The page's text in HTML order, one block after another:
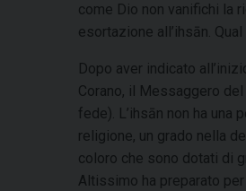
come Dio non vanifichi la
esortazione all’ihsān.
Dopo aver indicato
Corano, il Messaggero
fede). L’ihsān non ha
religione, un grado nella
coloro che sono dotati di
Altissimo ha preparato